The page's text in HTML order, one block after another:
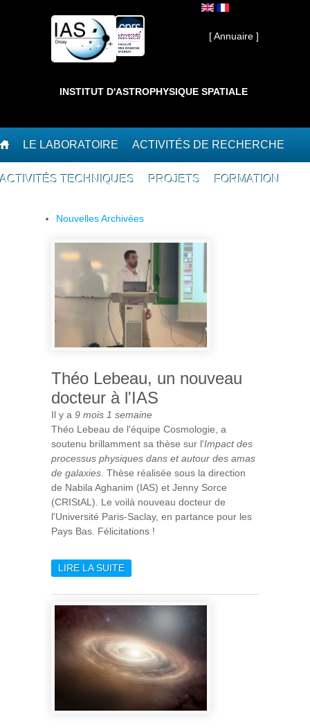
Interne ]
[ Annuaire ]
INSTITUT D'ASTROPHYSIQUE SPATIALE
LE LABORATOIRE ACTIVITÉS DE RECHERCHE
ACTIVITÉS TECHNIQUES PROJETS FORMATION
Nouvelles Archivées
Théo Lebeau, un nouveau
docteur à l'IAS
Il y a 9 mois 1 semaine
Théo Lebeau de l'équipe Cosmologie, a
soutenu brillamment sa thèse sur l'Impact des
processus physiques dans et autour des amas
de galaxies. Thèse réalisée sous la direction
de Nabila Aghanim (IAS) et Jenny Sorce
(CRIStAL). Le voilà nouveau docteur de
l'Université Paris-Saclay, en partance pour les
Pays Bas. Félicitations !
LIRE LA SUITEDE THÉO LEBEAU, UN